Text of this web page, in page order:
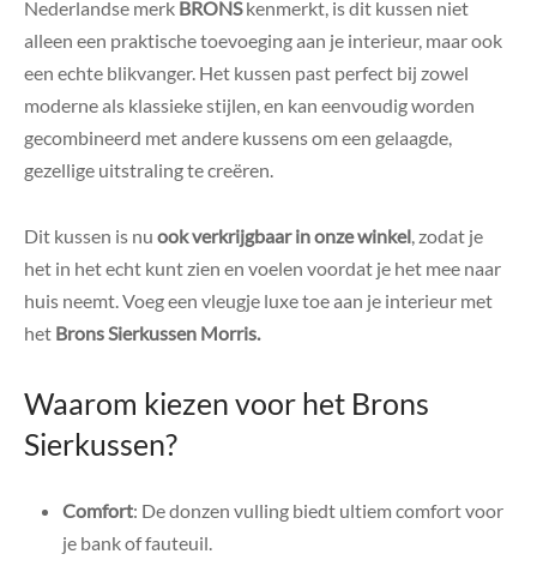
Nederlandse merk BRONSkenmerkt, is dit kussen niet
alleen een praktische toevoeging aan je interieur, maar ook
een echte blikvanger. Het kussen past perfect bij zowel
moderne als klassieke stijlen, en kan eenvoudig worden
gecombineerd met andere kussens om een gelaagde,
gezellige uitstraling te creëren.
Dit kussen is nu ook verkrijgbaar in onze winkel, zodat je
het in het echt kunt zien en voelen voordat je het mee naar
huis neemt. Voeg een vleugje luxe toe aan je interieur met
het Brons Sierkussen Morris.
Waarom kiezen voor het Brons
Sierkussen?
Comfort: De donzen vulling biedt ultiem comfort voor
je bank of fauteuil.